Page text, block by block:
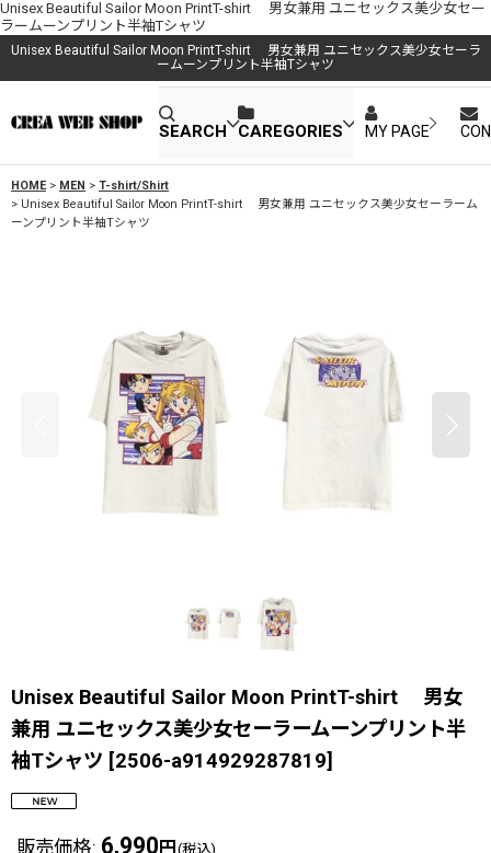
Unisex Beautiful Sailor Moon PrintT-shirt 男女兼用 ユニセックス美少女セー
ラームーンプリント半袖Tシャツ
Unisex Beautiful Sailor Moon PrintT-shirt 男女兼用 ユニセックス美少女セーラ
ームーンプリント半袖Tシャツ
SEARCH CAREGORIES MY PAGE
HOME > MEN > T-shirt/Shirt
> Unisex Beautiful Sailor Moon PrintT-shirt 男女兼用 ユニセックス美少女セーラーム
ーンプリント半袖Tシャツ
Unisex Beautiful Sailor Moon PrintT-shirt 男女
兼用 ユニセックス美少女セーラームーンプリント半
袖Tシャツ [2506-a914929287819]
販売価格: 6,990 円 (税込)